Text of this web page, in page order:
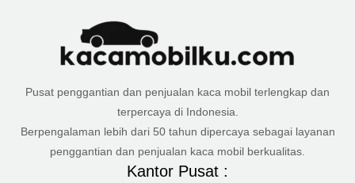
Pusat penggantian dan penjualan kaca mobil terlengkap dan
terpercaya di Indonesia.
Berpengalaman lebih dari 50 tahun dipercaya sebagai layanan
penggantian dan penjualan kaca mobil berkualitas.
Kantor Pusat :